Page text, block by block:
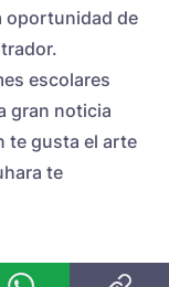
oportunidad de
escolares
gran noticia
te gusta el arte
te